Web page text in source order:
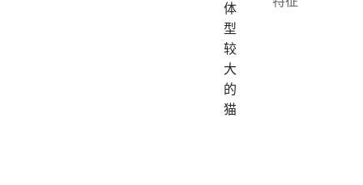
体
型
较
大
的
猫